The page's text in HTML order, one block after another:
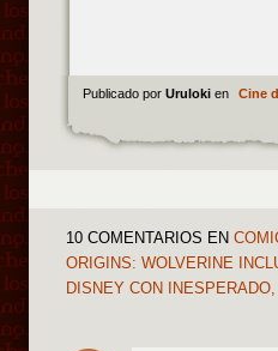
Publicado por Uruloki en Cine
10 COMENTARIOS EN
ORIGINS: WOLVERINE
DISNEY CON